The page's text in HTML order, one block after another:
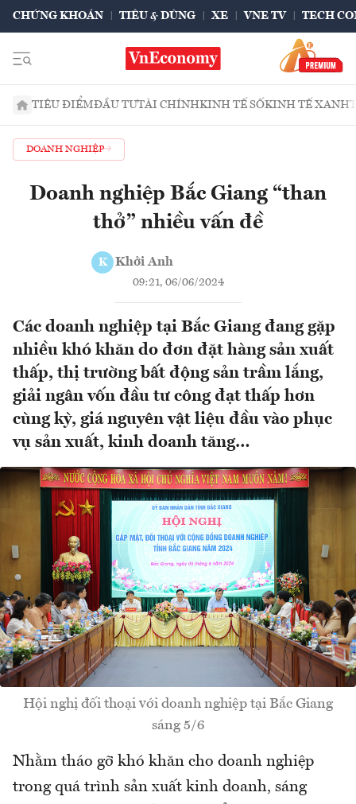
CHỨNG KHOÁN TIÊU & DÙNG XE VNE TV TECH
TIÊU ĐIỂMĐẦU TƯTÀI CHÍNHKINH TẾ SỐKINH TẾ XANH
DOANH NGHIỆP
Doanh nghiệp Bắc Giang “than
thở” nhiều vấn đề
K Khởi Anh
09:21, 06/06/2024
Các doanh nghiệp tại Bắc Giang đang gặp
nhiều khó khăn do đơn đặt hàng sản xuất
thấp, thị trường bất động sản trầm lắng,
giải ngân vốn đầu tư công đạt thấp hơn
cùng kỳ, giá nguyên vật liệu đầu vào phục
vụ sản xuất, kinh doanh tăng…
Hội nghị đối thoại với doanh nghiệp tại Bắc Giang
sáng 5/6
Nhằm tháo gỡ khó khăn cho doanh nghiệp
trong quá trình sản xuất kinh doanh, sáng